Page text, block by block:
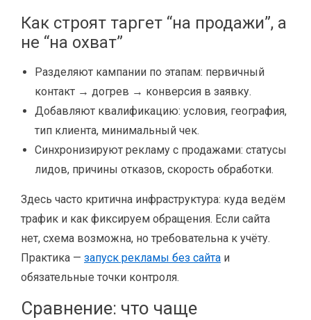
Как строят таргет “на продажи”, а
не “на охват”
Разделяют кампании по этапам: первичный
контакт → догрев → конверсия в заявку.
Добавляют квалификацию: условия, география,
тип клиента, минимальный чек.
Синхронизируют рекламу с продажами: статусы
лидов, причины отказов, скорость обработки.
Здесь часто критична инфраструктура: куда ведём
трафик и как фиксируем обращения. Если сайта
нет, схема возможна, но требовательна к учёту.
Практика — запуск рекламы без сайта и
обязательные точки контроля.
Сравнение: что чаще